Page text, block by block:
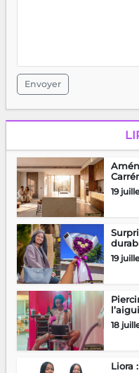
Envoyer
19
19
18
Liora